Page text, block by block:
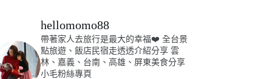
hellomomo88
帶著家人去旅行是最大的幸福❤️ 全台景
點旅遊、飯店民宿走透透介紹分享 雲
林、嘉義、台南、高雄、屏東美食分享
小毛粉絲專頁